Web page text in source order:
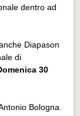
dentro ad
anche Diapason
di
30
Bologna.